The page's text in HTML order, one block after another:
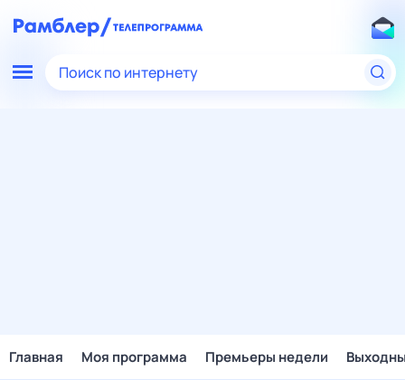
Поиск по интернету
Главная Моя программа Премьеры недели